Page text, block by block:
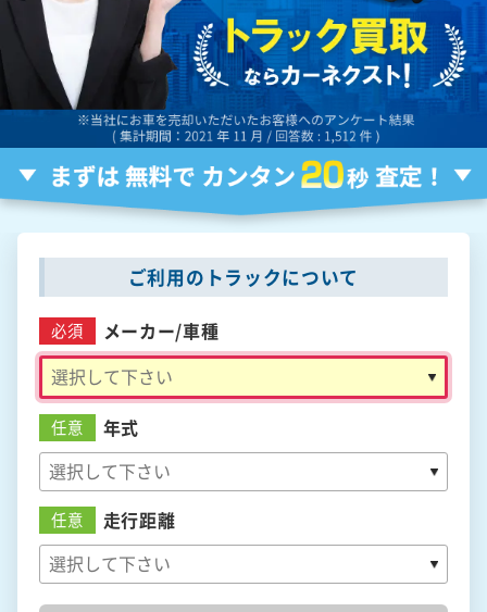
ご利用のトラックについて
必須 メーカー/車種
任意 年式
任意 走行距離